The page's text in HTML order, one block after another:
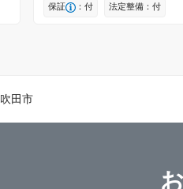
保証 ：付 法定整備：付
吹田市